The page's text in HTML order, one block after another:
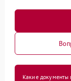
Какие документы